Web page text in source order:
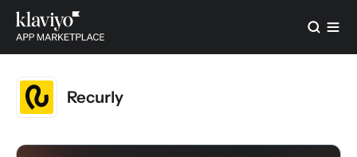
Recurly